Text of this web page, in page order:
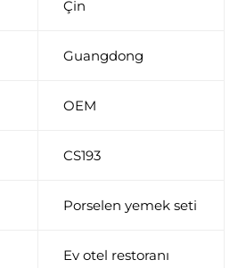
Çin
Guangdong
OEM
CS193
Porselen yemek seti
Ev otel restoranı